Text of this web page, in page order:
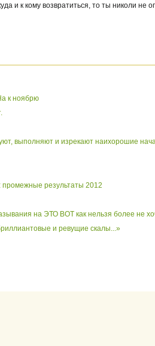
и к кому возвратиться, то ты николи не
к ноябрю
выполняют и изрекают наихорошие
результаты 2012
на ЭТО ВОТ как нельзя более не
и ревущие скалы...»